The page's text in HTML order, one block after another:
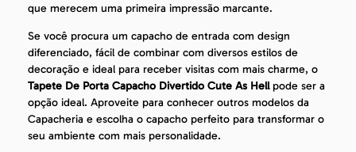
que merecem uma primeira impressão marcante.
Se você procura um capacho de entrada com design
diferenciado, fácil de combinar com diversos estilos de
decoração e ideal para receber visitas com mais charme, o
Tapete De Porta Capacho Divertido Cute As Hellpode ser a
opção ideal. Aproveite para conhecer outros modelos da
Capacheria e escolha o capacho perfeito para transformar o
seu ambiente com mais personalidade.